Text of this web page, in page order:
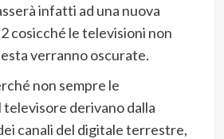
infatti ad una nuova
cosicché le televisioni non
verranno oscurate.
non sempre le
derivano dalla
canali del digitale terrestre,